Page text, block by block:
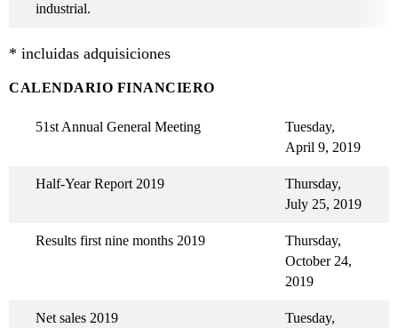
industrial.
* incluidas adquisiciones
CALENDARIO FINANCIERO
51st Annual General Meeting
Tuesday,
April 9, 2019
Half-Year Report 2019
Thursday,
July 25, 2019
Results first nine months 2019
Thursday,
October 24,
2019
Net sales 2019
Tuesday,